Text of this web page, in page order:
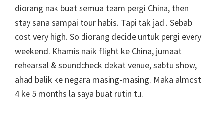
diorang nak buat semua team pergi China, then
stay sana sampai tour habis. Tapi tak jadi. Sebab
cost very high. So diorang decide untuk pergi every
weekend. Khamis naik flight ke China, jumaat
rehearsal & soundcheck dekat venue, sabtu show,
ahad balik ke negara masing-masing. Maka almost
4 ke 5 months la saya buat rutin tu.